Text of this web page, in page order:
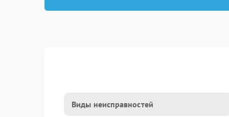
Виды неисправностей